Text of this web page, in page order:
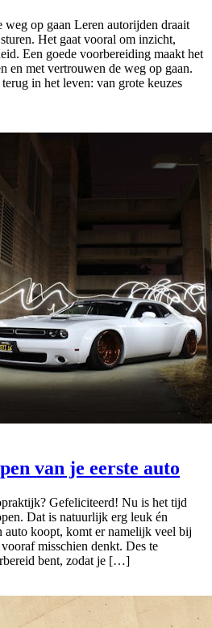
op gaan Leren autorijden draait
Het gaat vooral om inzicht,
Een goede voorbereiding maakt het
en met vertrouwen de weg op gaan.
in het leven: van grote keuzes
van je eerste auto
Gefeliciteerd! Nu is het tijd
Dat is natuurlijk erg leuk én
auto koopt, komt er namelijk veel bij
misschien denkt. Des te
bent, zodat je […]